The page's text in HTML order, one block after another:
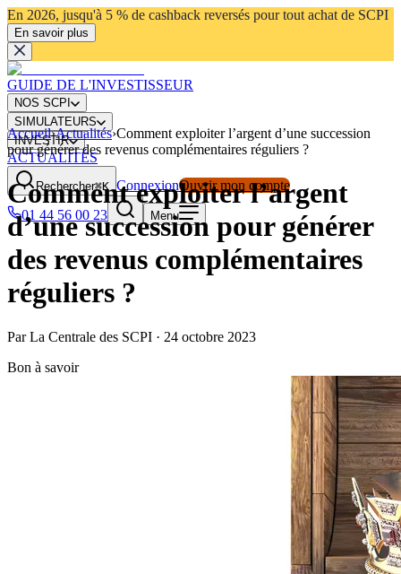
En 2026, jusqu'à 5 % de cashback reversés pour tout achat de SCPI
En savoir plus
GUIDE DE L'INVESTISSEUR
NOS SCPI
SIMULATEURS
INVESTIR
ACTUALITÉS
Rechercher⌘K ConnexionOuvrir mon compte
01 44 56 00 23
Menu
Accueil›Actualités›Comment exploiter l’argent d’une succession
pour générer des revenus complémentaires réguliers ?
Comment exploiter l’argent
d’une succession pour générer
des revenus complémentaires
réguliers ?
Par La Centrale des SCPI · 24 octobre 2023
Bon à savoir